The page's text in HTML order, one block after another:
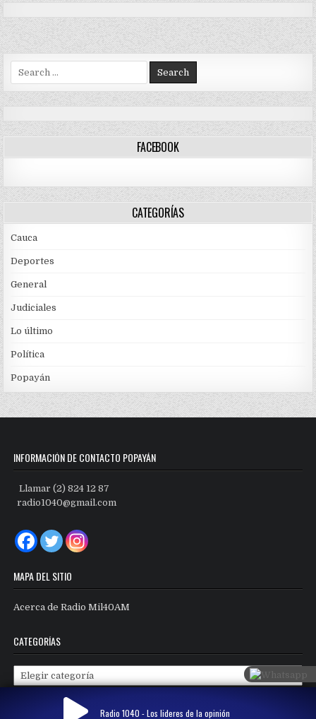
Search
for:
FACEBOOK
CATEGORÍAS
Cauca
Deportes
General
Judiciales
Lo último
Política
Popayán
INFORMACIÓN DE CONTACTO POPAYÁN
Llamar (2) 824 12 87
radio1040@gmail.com
MAPA DEL SITIO
Acerca de Radio Mil40AM
CATEGORÍAS
Categorías
Radio 1040 - Los lideres de la opinión